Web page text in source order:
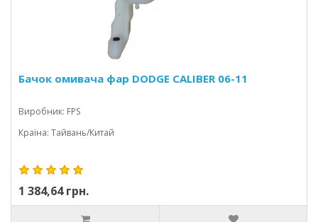
Бачок омивача фар DODGE CALIBER 06-11
Виробник: FPS
Країна: Тайвань/Китай
1 384,64 грн.